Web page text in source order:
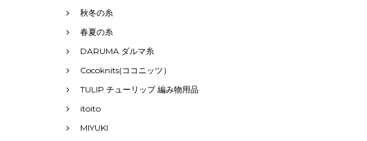
秋冬の糸
春夏の糸
DARUMA ダルマ糸
Cocoknits(ココニッツ）
TULIP チューリップ 編み物用品
itoito
MIYUKI